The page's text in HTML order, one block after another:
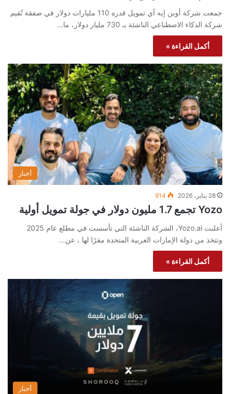
جمعت شركة أوبن إيه آي تمويل قدره 110 مليارات دولار في صفقة تُقيم
شركة الذكاء الاصطناعي الناشئة بـ 730 مليار دولار، ما…
أكمل القراءة »
أخبار
28 يناير، 2026 914
Yozo تجمع 1.7 مليون دولار في جولة تمويل أولية
وتتخذ من دولة الإمارات العربية المتحدة مقرًا لها ، عن…
أكمل القراءة »
أخبار